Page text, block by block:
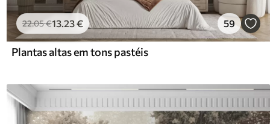
22.05€13.23€ 59
Plantas altas em tons pastéis